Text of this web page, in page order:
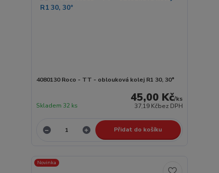
4080130 Roco - TT - oblouková kolej R1 30, 30°
45,00 Kč/ks
37,19 Kčbez DPH
Skladem 32 ks
Přidat do košíku
Novinka